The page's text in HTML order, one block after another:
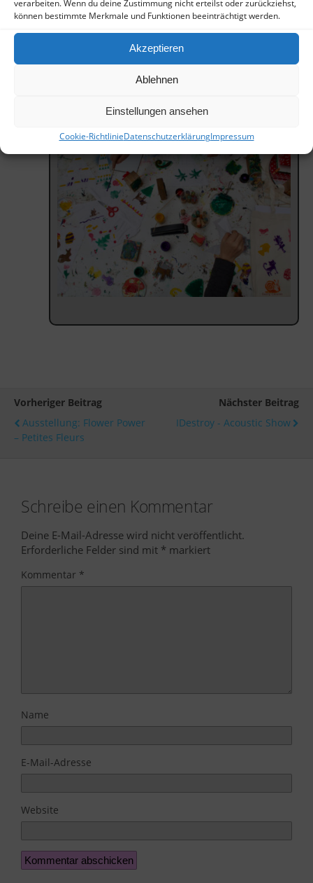
verarbeiten. Wenn du deine Zustimmung nicht erteilst oder zurückziehst,
können bestimmte Merkmale und Funktionen beeinträchtigt werden.
Akzeptieren
Ablehnen
Einstellungen ansehen
Cookie-RichtlinieDatenschutzerklärungImpressum
Vorheriger Beitrag
Ausstellung: Flower Power
– Petites Fleurs
Nächster Beitrag
IDestroy - Acoustic Show
Schreibe einen Kommentar
Deine E-Mail-Adresse wird nicht veröffentlicht.
Erforderliche Felder sind mit * markiert
Kommentar *
Name
E-Mail-Adresse
Website